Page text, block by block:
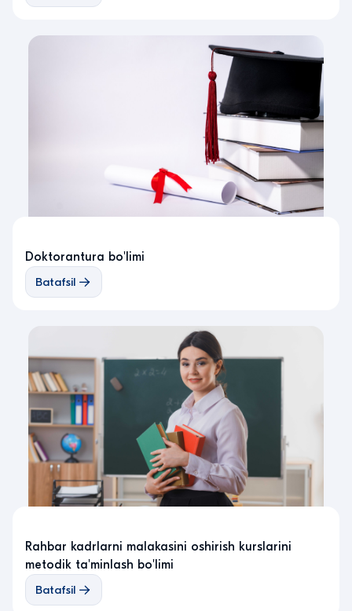
Doktorantura bo'limi
Batafsil
Rahbar kadrlarni malakasini oshirish kurslarini
metodik ta'minlash bo'limi
Batafsil